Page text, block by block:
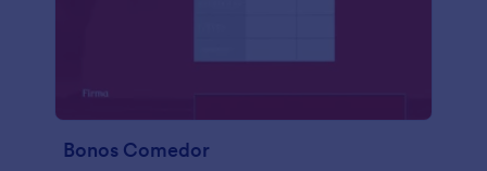
Bonos Comedor